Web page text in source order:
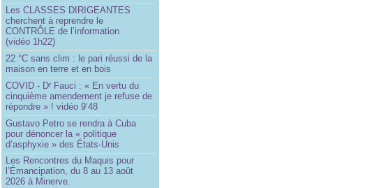
Les CLASSES DIRIGEANTES
cherchent à reprendre le
CONTRÔLE de l’information
(vidéo 1h22)
22 °C sans clim : le pari réussi de la
maison en terre et en bois
COVID - Dr Fauci : « En vertu du
cinquième amendement je refuse de
répondre » ! vidéo 9’48
Gustavo Petro se rendra à Cuba
pour dénoncer la « politique
d’asphyxie » des États-Unis
Les Rencontres du Maquis pour
l’Émancipation, du 8 au 13 août
2026 à Minerve.